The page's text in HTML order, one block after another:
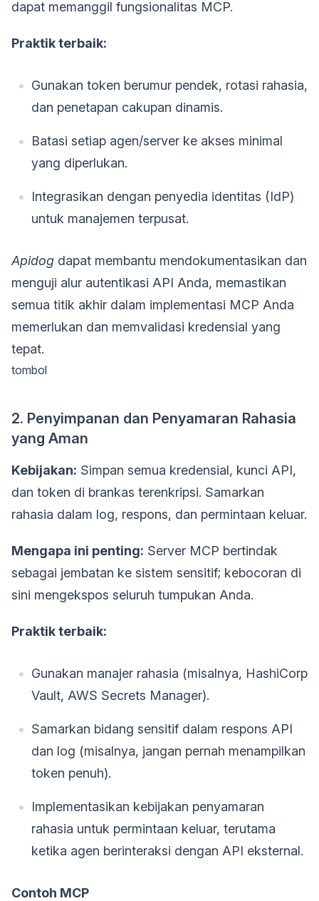
dapat memanggil fungsionalitas MCP.
Praktik terbaik:
Gunakan token berumur pendek, rotasi rahasia,
dan penetapan cakupan dinamis.
Batasi setiap agen/server ke akses minimal
yang diperlukan.
Integrasikan dengan penyedia identitas (IdP)
untuk manajemen terpusat.
Apidog dapat membantu mendokumentasikan dan
menguji alur autentikasi API Anda, memastikan
semua titik akhir dalam implementasi MCP Anda
memerlukan dan memvalidasi kredensial yang
tepat.
tombol
2. Penyimpanan dan Penyamaran Rahasia
yang Aman
Kebijakan: Simpan semua kredensial, kunci API,
dan token di brankas terenkripsi. Samarkan
rahasia dalam log, respons, dan permintaan keluar.
Mengapa ini penting: Server MCP bertindak
sebagai jembatan ke sistem sensitif; kebocoran di
sini mengekspos seluruh tumpukan Anda.
Praktik terbaik:
Gunakan manajer rahasia (misalnya, HashiCorp
Vault, AWS Secrets Manager).
Samarkan bidang sensitif dalam respons API
dan log (misalnya, jangan pernah menampilkan
token penuh).
Implementasikan kebijakan penyamaran
rahasia untuk permintaan keluar, terutama
ketika agen berinteraksi dengan API eksternal.
Contoh MCP